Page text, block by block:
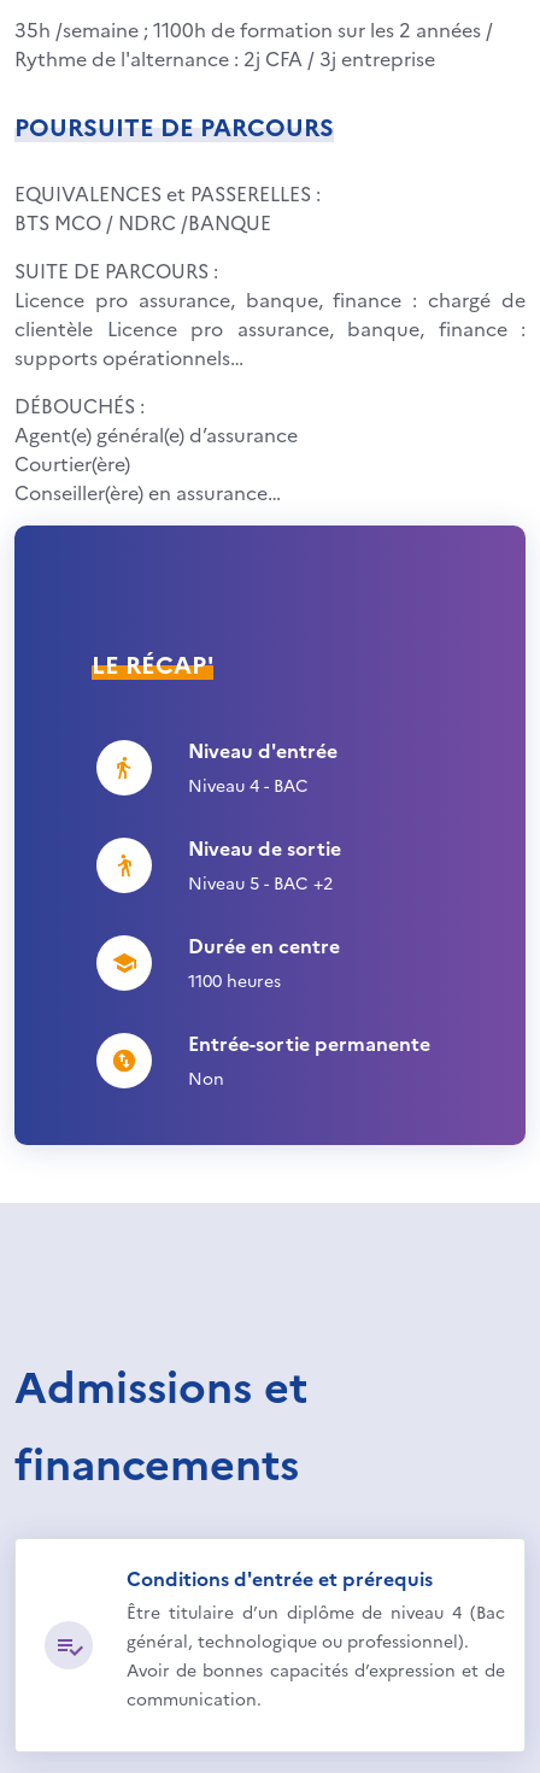
35h /semaine ; 1100h de formation sur les 2 années /
Rythme de l'alternance : 2j CFA / 3j entreprise
POURSUITE DE PARCOURS
EQUIVALENCES et PASSERELLES :
BTS MCO / NDRC /BANQUE
SUITE DE PARCOURS :
Licence pro assurance, banque, finance : chargé de
clientèle Licence pro assurance, banque, finance :
supports opérationnels…
DÉBOUCHÉS :
Agent(e) général(e) d’assurance
Courtier(ère)
Conseiller(ère) en assurance…
LE RÉCAP'
Niveau d'entrée
Niveau 4 - BAC
Niveau de sortie
Niveau 5 - BAC +2
Durée en centre
1100 heures
Entrée-sortie permanente
Non
Admissions et
financements
Conditions d'entrée et prérequis
Être titulaire d’un diplôme de niveau 4 (Bac
général, technologique ou professionnel).
Avoir de bonnes capacités d’expression et de
communication.